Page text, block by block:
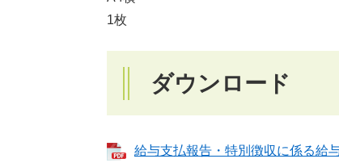
1枚
ダウンロード
給与支払報告・特別徴収に係る給